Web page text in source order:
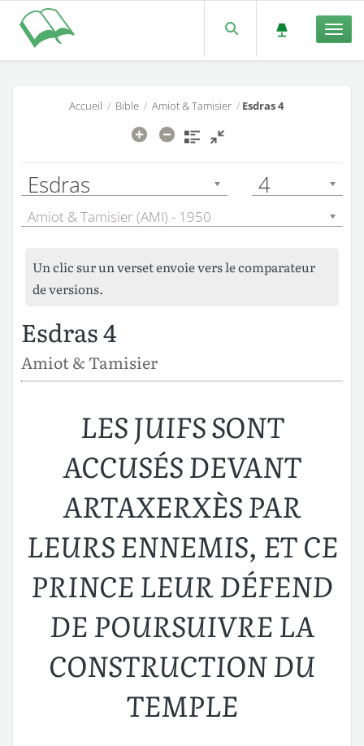
Accueil / Bible /Amiot & Tamisier / Esdras 4
Esdras 4
Amiot & Tamisier (AMI) - 1950
Un clic sur un verset envoie vers le comparateur
de versions.
Esdras 4
Amiot & Tamisier
LES JUIFS SONT
ACCUSÉS DEVANT
ARTAXERXÈS PAR
LEURS ENNEMIS, ET CE
PRINCE LEUR DÉFEND
DE POURSUIVRE LA
CONSTRUCTION DU
TEMPLE